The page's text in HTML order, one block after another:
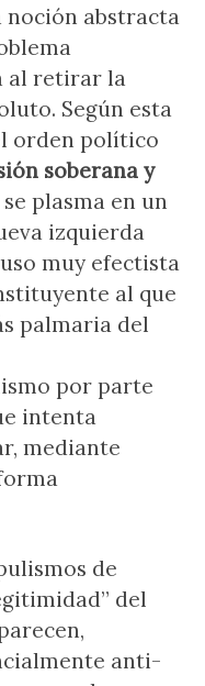
noción abstracta
al retirar la
Según esta
orden político
soberana y
se plasma en un
izquierda
muy efectista
al que
palmaria del
por parte
intenta
mediante
de
del
anti-